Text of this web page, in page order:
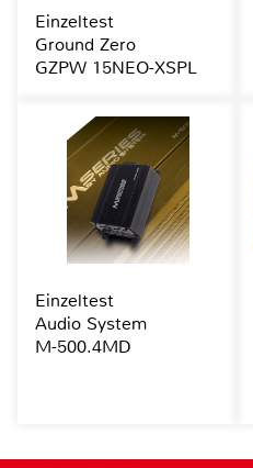
Einzeltest
Ground Zero
GZPW 15NEO-XSPL
Einzeltest
Audio System
M-500.4MD